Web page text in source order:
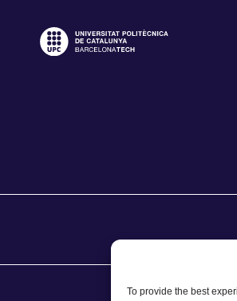
To provide the best